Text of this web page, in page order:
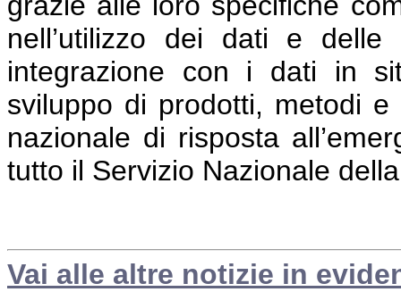
nell’utilizzo dei dati e
integrazione con i dati in
sviluppo di prodotti, metodi
nazionale di risposta
tutto il Servizio Nazionale
Vai alle altre notizie in